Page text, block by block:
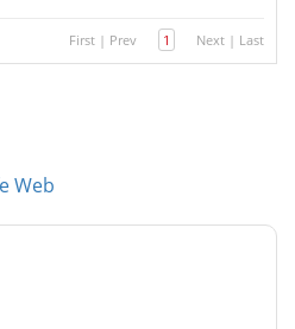
First | Prev 1 Next | Last
Web